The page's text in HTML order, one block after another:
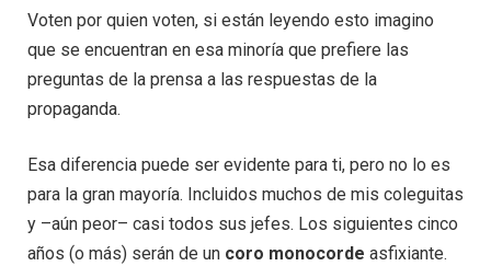
Voten por quien voten, si están leyendo esto imagino
que se encuentran en esa minoría que prefiere las
preguntas de la prensa a las respuestas de la
propaganda.
Esa diferencia puede ser evidente para ti, pero no lo es
para la gran mayoría. Incluidos muchos de mis coleguitas
y –aún peor– casi todos sus jefes. Los siguientes cinco
años (o más) serán de un coro monocorde asfixiante.